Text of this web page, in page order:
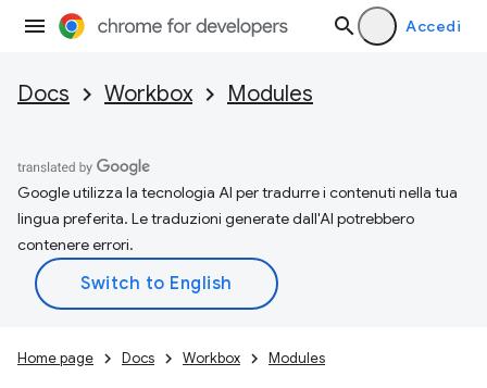
Accedi
Docs Workbox Modules
Google utilizza la tecnologia AI per tradurre i contenuti nella tua
lingua preferita. Le traduzioni generate dall'AI potrebbero
contenere errori.
Home page Docs Workbox Modules